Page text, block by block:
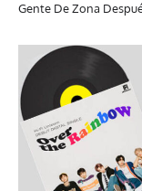
Gente De Zona